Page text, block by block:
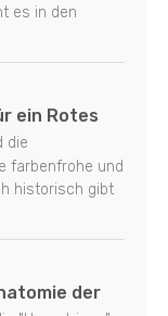
es in den
ein Rotes
die
farbenfrohe und
historisch gibt
der